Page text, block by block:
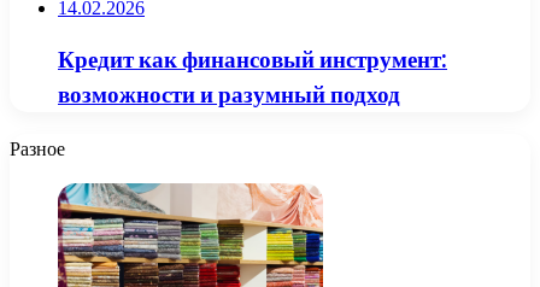
14.02.2026
Кредит как финансовый инструмент:
возможности и разумный подход
Разное